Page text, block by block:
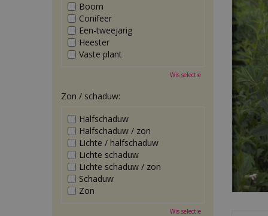
Boom
Conifeer
Een-tweejarig
Heester
Vaste plant
Wis selectie
Zon / schaduw:
Halfschaduw
Halfschaduw / zon
Lichte / halfschaduw
Lichte schaduw
Lichte schaduw / zon
Schaduw
Zon
Wis selectie